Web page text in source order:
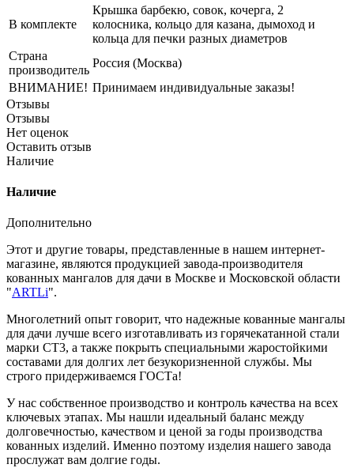
В комплекте
Крышка барбекю, совок, кочерга, 2
колосника, кольцо для казана, дымоход и
кольца для печки разных диаметров
Страна
производитель
Россия (Москва)
ВНИМАНИЕ! Принимаем индивидуальные заказы!
Отзывы
Отзывы
Нет оценок
Оставить отзыв
Наличие
Наличие
Дополнительно
Этот и другие товары, представленные в нашем интернет-
магазине, являются продукцией завода-производителя
кованных мангалов для дачи в Москве и Московской области
"ARTLi".
Многолетний опыт говорит, что надежные кованные мангалы
для дачи лучше всего изготавливать из горячекатанной стали
марки СТ3, а также покрыть специальными жаростойкими
составами для долгих лет безукоризненной службы. Мы
строго придерживаемся ГОСТа!
У нас собственное производство и контроль качества на всех
ключевых этапах. Мы нашли идеальный баланс между
долговечностью, качеством и ценой за годы производства
кованных изделий. Именно поэтому изделия нашего завода
прослужат вам долгие годы.